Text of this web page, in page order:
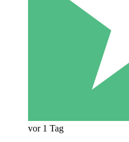
vor 1 Tag